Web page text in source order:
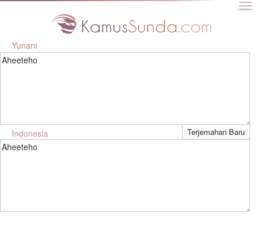
Yunani
Aheeteho
Indonesia
Aheeteho